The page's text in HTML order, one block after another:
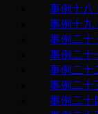
事例十八
事例十九
事例二十
事例二十
事例二十
事例二十
事例二十